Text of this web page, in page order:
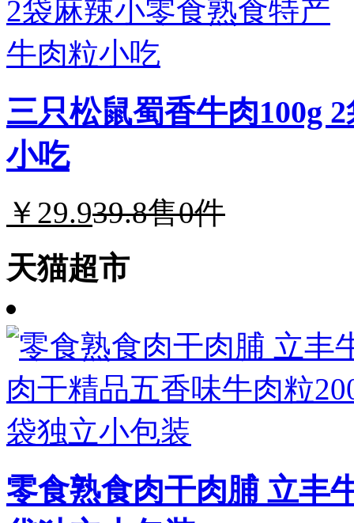
三只松鼠蜀香牛肉100g
小吃
￥29.939.8售0件
天猫超市
零食熟食肉干肉脯 立丰